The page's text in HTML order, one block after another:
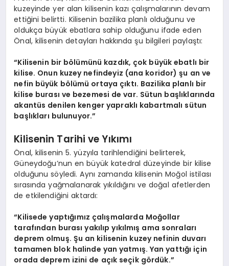
kuzeyinde yer alan kilisenin kazı çalışmalarının devam
ettiğini belirtti. Kilisenin bazilika planlı olduğunu ve
oldukça büyük ebatlara sahip olduğunu ifade eden
Önal, kilisenin detayları hakkında şu bilgileri paylaştı:
“Kilisenin bir bölümünü kazdık, çok büyük ebatlı bir
kilise. Onun kuzey nefindeyiz (ana koridor) şu an ve
nefin büyük bölümü ortaya çıktı. Bazilika planlı bir
kilise burası ve bezemesi de var. Sütun başlıklarında
akantüs denilen kenger yapraklı kabartmalı sütun
başlıkları bulunuyor.”
Kilisenin Tarihi ve Yıkımı
Önal, kilisenin 5. yüzyıla tarihlendiğini belirterek,
Güneydoğu’nun en büyük katedral düzeyinde bir kilise
olduğunu söyledi. Aynı zamanda kilisenin Moğol istilası
sırasında yağmalanarak yıkıldığını ve doğal afetlerden
de etkilendiğini aktardı:
“Kilisede yaptığımız çalışmalarda Moğollar
tarafından burası yakılıp yıkılmış ama sonraları
deprem olmuş. Şu an kilisenin kuzey nefinin duvarı
tamamen blok halinde yan yatmış. Yan yattığı için
orada deprem izini de açık seçik gördük.”